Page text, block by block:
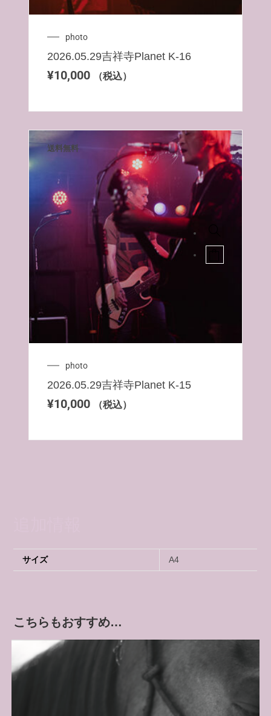
photo
2026.05.29吉祥寺Planet K-16
¥10,000 （税込）
送料無料
photo
2026.05.29吉祥寺Planet K-15
¥10,000 （税込）
サイズ A4
こちらもおすすめ…